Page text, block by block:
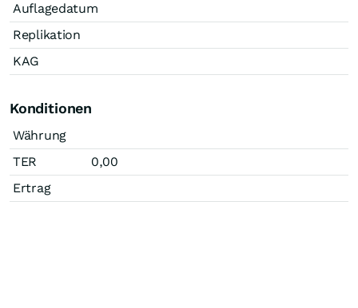
Auflagedatum
Replikation
KAG
Konditionen
Währung
TER
0,00
Ertrag